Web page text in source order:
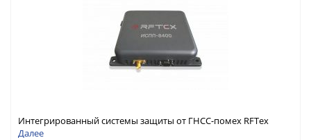
Интегрированный системы защиты от ГНСС-помех RFТех
ИСПП 8400
Далее